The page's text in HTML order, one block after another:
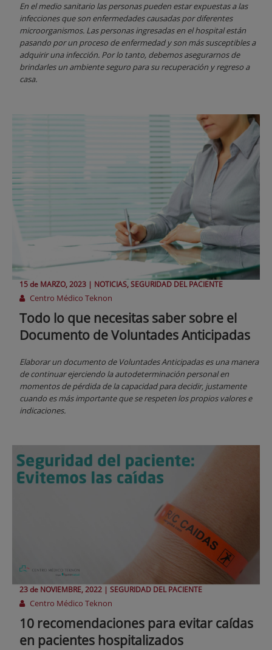
En el medio sanitario las personas pueden estar expuestas a las
infecciones que son enfermedades causadas por diferentes
microorganismos. Las personas ingresadas en el hospital están
pasando por un proceso de enfermedad y son más susceptibles a
adquirir una infección. Por lo tanto, debemos asegurarnos de
brindarles un ambiente seguro para su recuperación y regreso a
casa.
15 de MARZO, 2023 | NOTICIAS, SEGURIDAD DEL PACIENTE
Centro Médico Teknon
Todo lo que necesitas saber sobre el
Documento de Voluntades Anticipadas
Elaborar un documento de Voluntades Anticipadas es una manera
de continuar ejerciendo la autodeterminación personal en
momentos de pérdida de la capacidad para decidir, justamente
cuando es más importante que se respeten los propios valores e
indicaciones.
23 de NOVIEMBRE, 2022 | SEGURIDAD DEL PACIENTE
Centro Médico Teknon
10 recomendaciones para evitar caídas
en pacientes hospitalizados